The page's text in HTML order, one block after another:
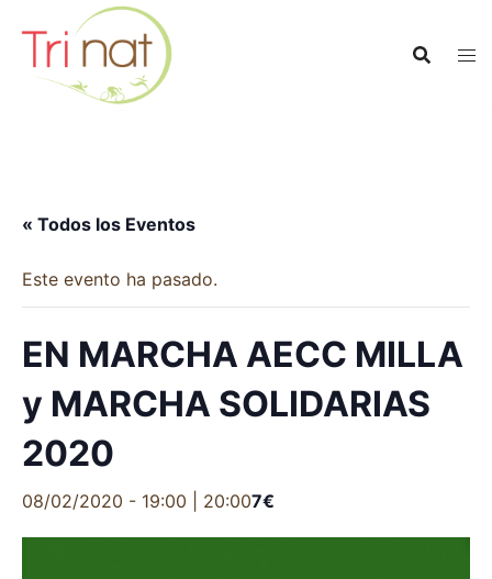
contenido
« Todos los Eventos
Este evento ha pasado.
EN MARCHA AECC MILLA
y MARCHA SOLIDARIAS
2020
08/02/2020 - 19:00 20:007€